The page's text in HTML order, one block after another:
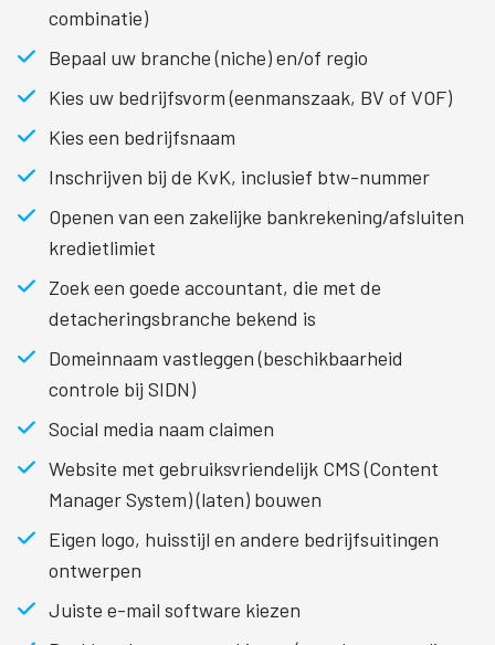
combinatie)
Bepaal uw branche (niche) en/of regio
Kies uw bedrijfsvorm (eenmanszaak, BV of VOF)
Kies een bedrijfsnaam
Inschrijven bij de KvK, inclusief btw-nummer
Openen van een zakelijke bankrekening/afsluiten
kredietlimiet
Zoek een goede accountant, die met de
detacheringsbranche bekend is
Domeinnaam vastleggen (beschikbaarheid
controle bij SIDN)
Social media naam claimen
Website met gebruiksvriendelijk CMS (Content
Manager System) (laten) bouwen
Eigen logo, huisstijl en andere bedrijfsuitingen
ontwerpen
Juiste e-mail software kiezen